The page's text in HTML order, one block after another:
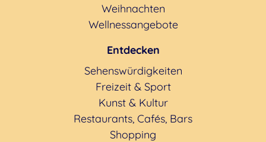
Weihnachten
Wellnessangebote
Entdecken
Sehenswürdigkeiten
Freizeit & Sport
Kunst & Kultur
Restaurants, Cafés, Bars
Shopping